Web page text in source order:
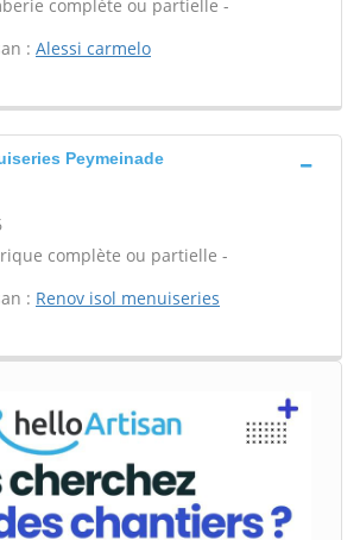
complète ou partielle -
: Alessi carmelo
Peymeinade
complète ou partielle -
: Renov isol menuiseries